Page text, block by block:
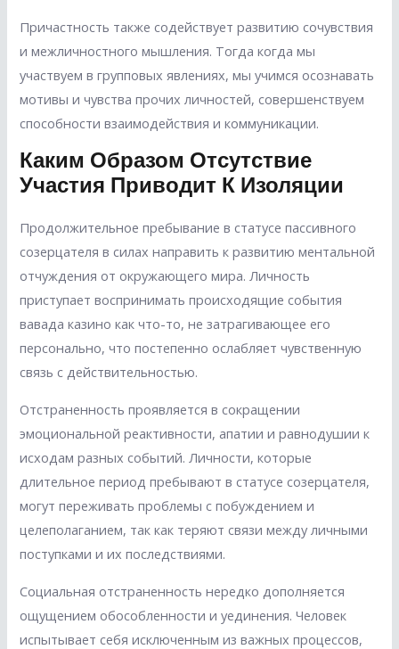
Причастность также содействует развитию сочувствия
и межличностного мышления. Тогда когда мы
участвуем в групповых явлениях, мы учимся осознавать
мотивы и чувства прочих личностей, совершенствуем
способности взаимодействия и коммуникации.
Каким Образом Отсутствие
Участия Приводит К Изоляции
Продолжительное пребывание в статусе пассивного
созерцателя в силах направить к развитию ментальной
отчуждения от окружающего мира. Личность
приступает воспринимать происходящие события
вавада казино как что-то, не затрагивающее его
персонально, что постепенно ослабляет чувственную
связь с действительностью.
Отстраненность проявляется в сокращении
эмоциональной реактивности, апатии и равнодушии к
исходам разных событий. Личности, которые
длительное период пребывают в статусе созерцателя,
могут переживать проблемы с побуждением и
целеполаганием, так как теряют связи между личными
поступками и их последствиями.
Социальная отстраненность нередко дополняется
ощущением обособленности и уединения. Человек
испытывает себя исключенным из важных процессов,